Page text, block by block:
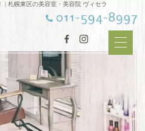
| 札幌東区の美容室・美容院 ヴィセラ